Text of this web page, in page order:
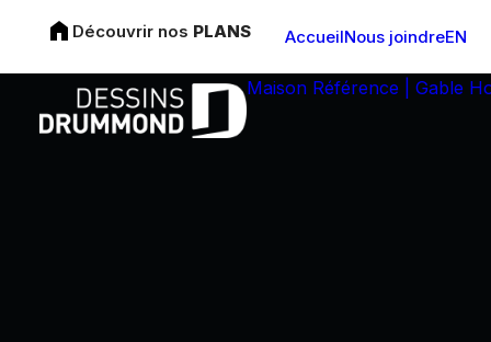
Découvrir nos PLANS AccueilNous joindreEN
Maison Référence | Gable